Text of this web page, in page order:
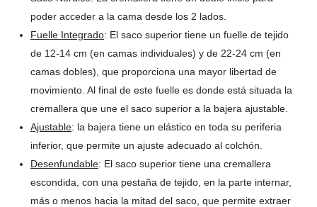
poder acceder a la cama desde los 2 lados.
Fuelle Integrado: El saco superior tiene un fuelle de tejido
de 12-14 cm (en camas individuales) y de 22-24 cm (en
camas dobles), que proporciona una mayor libertad de
movimiento. Al final de este fuelle es donde está situada la
cremallera que une el saco superior a la bajera ajustable.
Ajustable: la bajera tiene un elástico en toda su periferia
inferior, que permite un ajuste adecuado al colchón.
Desenfundable: El saco superior tiene una cremallera
escondida, con una pestaña de tejido, en la parte internar,
más o menos hacia la mitad del saco, que permite extraer